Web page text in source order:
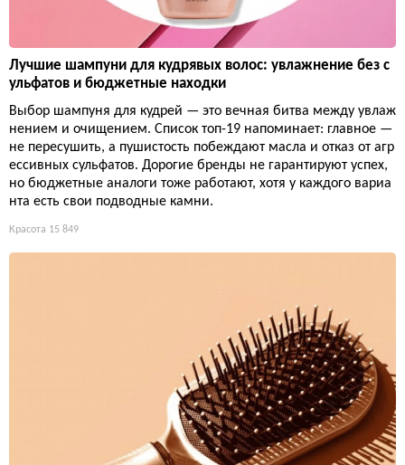
Лучшие шампуни для кудрявых волос: увлажнение без с
ульфатов и бюджетные находки
Выбор шампуня для кудрей — это вечная битва между увлаж
нением и очищением. Список топ-19 напоминает: главное —
не пересушить, а пушистость побеждают масла и отказ от агр
ессивных сульфатов. Дорогие бренды не гарантируют успех,
но бюджетные аналоги тоже работают, хотя у каждого вариа
нта есть свои подводные камни.
Красота 15 849